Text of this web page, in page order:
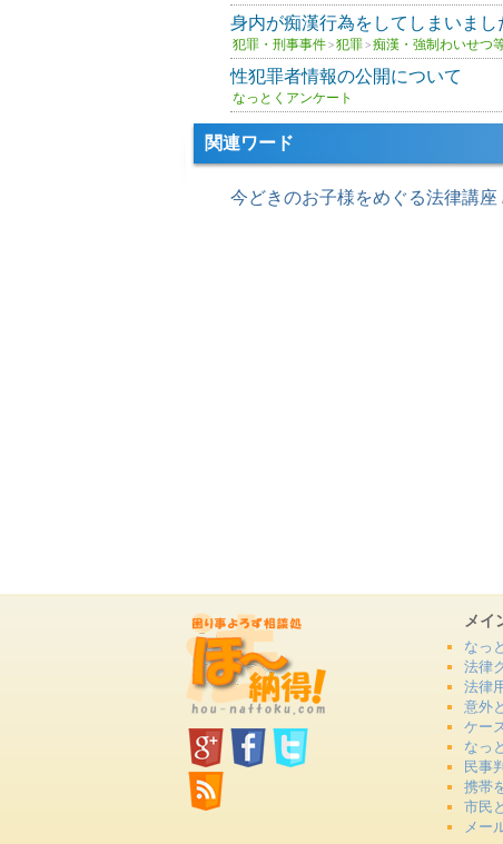
身内が痴漢行為をしてしまいまし
犯罪・刑事事件 > 犯罪 > 痴漢・強制わいせつ
性犯罪者情報の公開について
なっとくアンケート
関連ワード
今どきのお子様をめぐる法律講座
メイ
なっ
法律
法律
意外
ケー
なっ
民事
携帯
市民
メー